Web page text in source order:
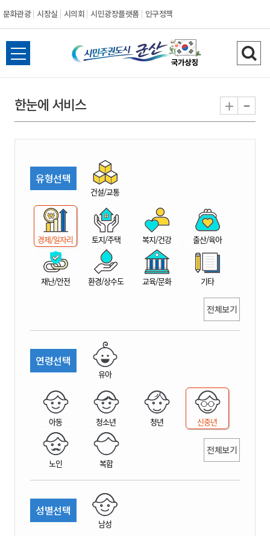
문화관광 시장실 시의회 시민광장플랫폼 인구정책
시
민
권
시
산
전
체
뉴
열
검
색
기
한눈에 서비스 + -
유형선택
건설/교통
경제/일자리 토지/주택 복지/건강 출산/육아
재난/안전 환경/상수도 교육/문화 기타
전체보기
연령선택
유아
아동 청소년 청년 신중년
노인 복합
전체보기
성별선택
남성